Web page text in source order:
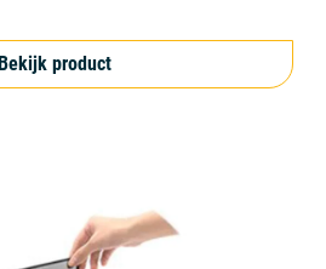
Bekijk product